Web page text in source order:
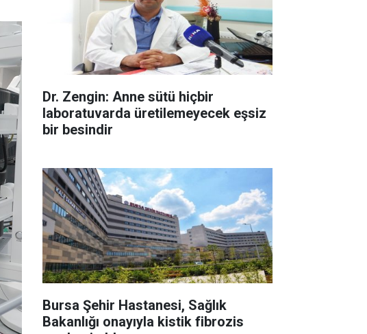
Dr. Zengin: Anne sütü hiçbir
laboratuvarda üretilemeyecek eşsiz
bir besindir
Bursa Şehir Hastanesi, Sağlık
Bakanlığı onayıyla kistik fibrozis